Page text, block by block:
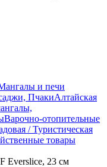
и печи
ПчакиАлтайская
Варочно-отопительные
/ Туристическая
товары
Everslice, 23 см